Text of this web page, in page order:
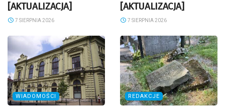
[AKTUALIZACJA]
7 SIERPNIA 2026
[AKTUALIZACJA]
7 SIERPNIA 2026
WIADOMOŚCI REDAKCJE